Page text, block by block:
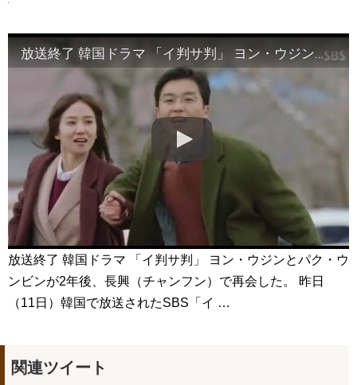
「耳打ち（原題）」イ・サンユンver. NEW!
【公式】韓国ドラマ 訓長オ･スンナム DVD 動画視聴 日語字幕
全120話予定 NEW!
興行成績：『スンブ』、ユ・アインの騒動に負けず200万人突
破…今年の韓国映画では2本目 NEW!
【波乱の展開！？】おいしいコーヒーを淹れられるのはどっ
ち？UCCコーヒーアカデミー東西抽出対決！
This handsome priest ❤️ | kdrama the fiery priest | watsap
Status | #youtubeshorts #ytshorts
「違う（ちがう）・異なる」を韓国語では？「다르다（タル
ダ）」の意味・使い方について
について
「退屈だ・暇だ」を韓国語では？「심심하다（シムシマダ）」
の意味・使い方について
■韓国ドラマ『キング～Two Hearts』予告動画（日本語字幕）
について
yoon kyun sang
HSF(126)-윤균상 서울숲 벤치 (YUN Kyunsang)(4)September::
yoon kyun sang
bobblessyou2 EP.18
ソン・ヘギョ – ソンヘギョ キスまとめ
放送終了 韓国ドラマ 「イ判サ判」 ヨン・ウジンとパク・ウンビンが2年後、長興（チャンフン）で再会した。
放送終了 韓国ドラマ 「イ判サ判」 ヨン・ウジンとパク・ウ
ンビンが2年後、長興（チャンフン）で再会した。 昨日
（11日）韓国で放送されたSBS「イ …
関連ツイート